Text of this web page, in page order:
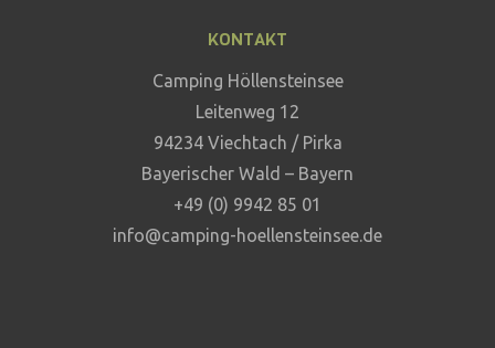
KONTAKT
Camping Höllensteinsee
Leitenweg 12
94234 Viechtach / Pirka
Bayerischer Wald – Bayern
+49 (0) 9942 85 01
info@camping-hoellensteinsee.de